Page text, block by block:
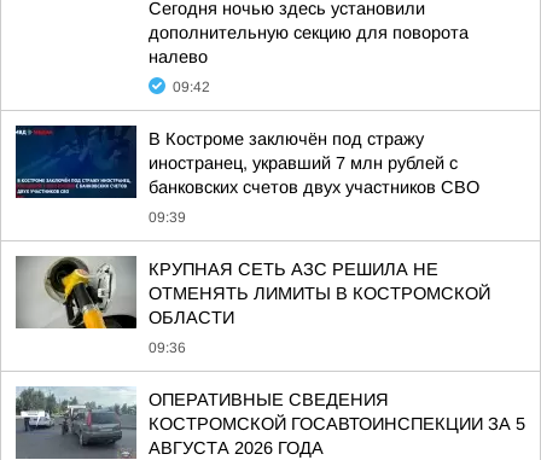
Сегодня ночью здесь установили
дополнительную секцию для поворота
налево
09:42
В Костроме заключён под стражу
иностранец, укравший 7 млн рублей с
банковских счетов двух участников СВО
09:39
КРУПНАЯ СЕТЬ АЗС РЕШИЛА НЕ
ОТМЕНЯТЬ ЛИМИТЫ В КОСТРОМСКОЙ
ОБЛАСТИ
09:36
ОПЕРАТИВНЫЕ СВЕДЕНИЯ
КОСТРОМСКОЙ ГОСАВТОИНСПЕКЦИИ ЗА 5
АВГУСТА 2026 ГОДА